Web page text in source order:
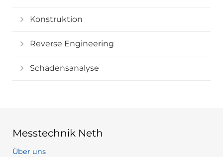
Konstruktion
Reverse Engineering
Schadensanalyse
Messtechnik Neth
Über uns